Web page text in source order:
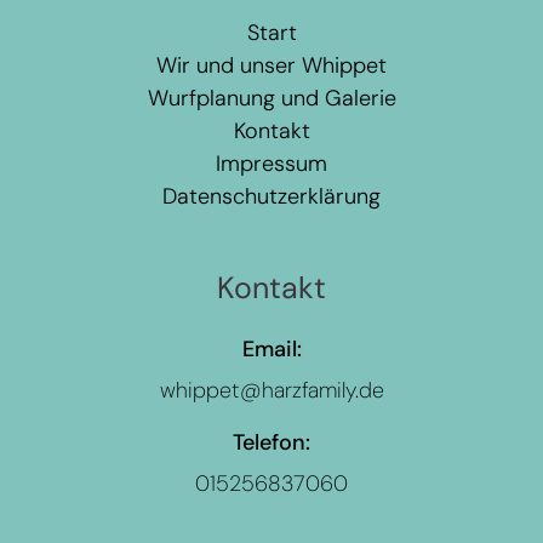
Start
Wir und unser Whippet
Wurfplanung und Galerie
Kontakt
Impressum
Datenschutzerklärung
Kontakt
Email:
whippet@harzfamily.de
Telefon:
015256837060